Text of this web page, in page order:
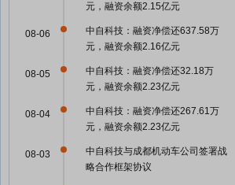
元，融资余额2.15亿元
中自科技：融资净偿还637.58万
元，融资余额2.16亿元
08-06
中自科技：融资净偿还32.18万
元，融资余额2.23亿元
08-05
中自科技：融资净偿还267.61万
元，融资余额2.23亿元
08-04
中自科技与成都机动车公司签署战
略合作框架协议
08-03